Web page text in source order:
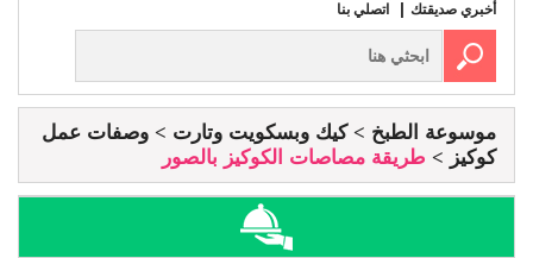
أخبري صديقتك
اتصلي بنا
موسوعة الطبخ كيك وبسكويت وتارت
وصفات عمل
كوكيز
طريقة مصاصات الكوكيز بالصور